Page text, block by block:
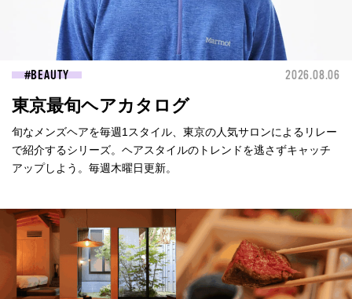
BEAUTY 2026.08.06
東京最旬ヘアカタログ
旬なメンズヘアを毎週1スタイル、東京の人気サロンによるリレー
で紹介するシリーズ。ヘアスタイルのトレンドを逃さずキャッチ
アップしよう。毎週木曜日更新。